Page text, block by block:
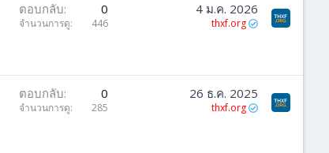
ตอบกลับ 0
จำนวนการดู 446
4 ม.ค. 2026
thxf.org
ตอบกลับ 0
จำนวนการดู 285
26 ธ.ค. 2025
thxf.org